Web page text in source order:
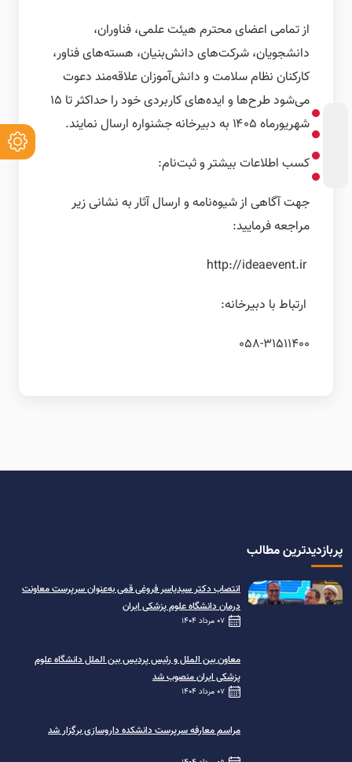
از تمامی اعضای محترم هیئت علمی، فناوران،
دانشجویان، شرکت‌های دانش‌بنیان، هسته‌های فناور،
کارکنان نظام سلامت و دانش‌آموزان علاقه‌مند دعوت
می‌شود طرح‌ها و ایده‌های کاربردی خود را حداکثر تا ۱۵
شهریورماه ۱۴۰۵ به دبیرخانه جشنواره ارسال نمایند.
کسب اطلاعات بیشتر و ثبت‌نام:
جهت آگاهی از شیوه‌نامه‌ و ارسال آثار به نشانی زیر
مراجعه فرمایید:
http://ideaevent.ir
058-31511400
پربازدیدترین مطالب
انتصاب دکتر سیدیاسر فروغی قمی به‌عنوان سرپرست معاونت
درمان دانشگاه علوم پزشکی ایران
07 مرداد 1404
معاون بین الملل و رئیس پردیس بین الملل دانشگاه علوم
پزشکی ایران منصوب شد
07 مرداد 1404
مراسم معارفه سرپرست دانشکده داروسازی برگزار شد